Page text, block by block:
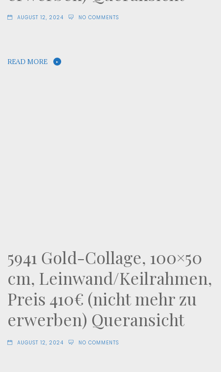
AUGUST 12, 2024 NO COMMENTS
READ MORE
5941 Gold-Collage, 100×50
cm, Leinwand/Keilrahmen,
Preis 410€ (nicht mehr zu
erwerben) Queransicht
AUGUST 12, 2024 NO COMMENTS